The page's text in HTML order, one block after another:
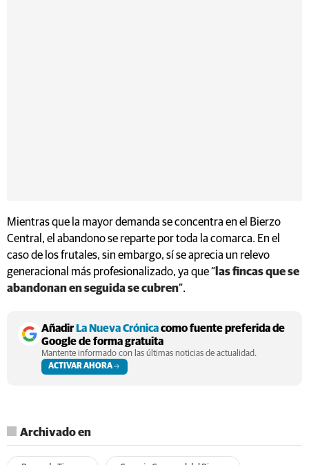
Mientras que la mayor demanda se concentra en el Bierzo
Central, el abandono se reparte por toda la comarca. En el
caso de los frutales, sin embargo, sí se aprecia un relevo
generacional más profesionalizado, ya que “ las fincas que se
abandonan en seguida se cubren”.
AñadirLa Nueva Crónicacomo fuente preferida de
Google de forma gratuita
Mantente informado con las últimas noticias de actualidad.
ACTIVAR AHORA
Archivado en